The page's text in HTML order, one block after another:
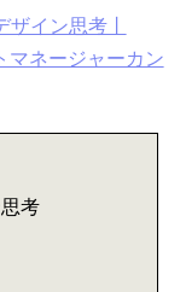
イン思考丨
マネージャーカン
考